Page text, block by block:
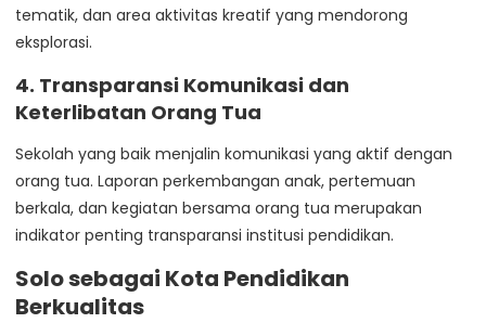
tematik, dan area aktivitas kreatif yang mendorong
eksplorasi.
4. Transparansi Komunikasi dan
Keterlibatan Orang Tua
Sekolah yang baik menjalin komunikasi yang aktif dengan
orang tua. Laporan perkembangan anak, pertemuan
berkala, dan kegiatan bersama orang tua merupakan
indikator penting transparansi institusi pendidikan.
Solo sebagai Kota Pendidikan
Berkualitas